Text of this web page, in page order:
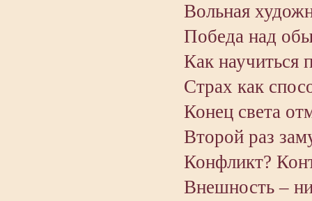
Вольная
Победа над
Как научиться
Страх как
Конец света
Второй раз
Конфликт?
Внешность –